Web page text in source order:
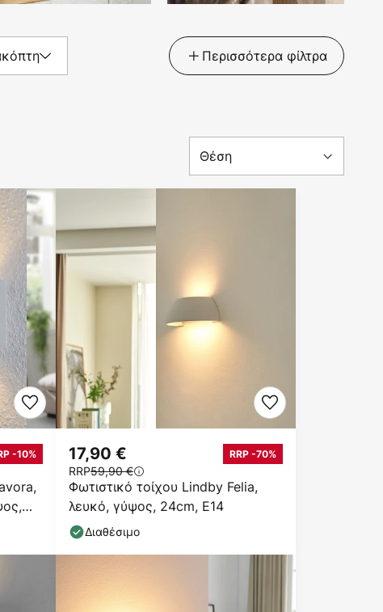
Περισσότερα φίλτρα
-10%
Φωτιστικό τοίχου Lindby Felia,
λευκό, γύψος, 24cm, E14
17,90 € RRP -70%
RRP59,90 €
Διαθέσιμο